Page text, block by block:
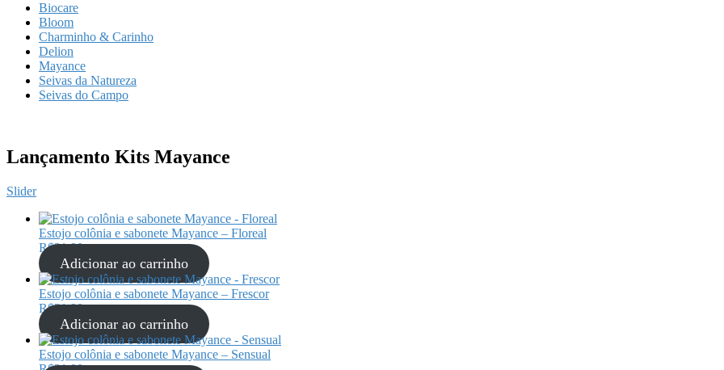
Biocare
Bloom
Charminho & Carinho
Delion
Mayance
Seivas da Natureza
Seivas do Campo
Lançamento Kits Mayance
Slider
Estojo colônia e sabonete Mayance – Floreal
R$31,90
Adicionar ao carrinho
Estojo colônia e sabonete Mayance – Frescor
R$31,90
Adicionar ao carrinho
Estojo colônia e sabonete Mayance – Sensual